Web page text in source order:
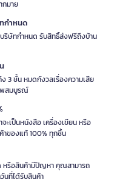
กมาย
กำหนด
ริษัทกำหนด รับสิทธิ์ส่งฟรีถึงบ้าน
3 ชั้น หมดกังวลเรื่องความเสีย
พสมบูรณ์
ะเป็นหนังสือ เครื่องเขียน หรือ
าของแท้ 100% ทุกชิ้น
หรือสินค้ามีปัญหา คุณสามารถ
นที่ได้รับสินค้า